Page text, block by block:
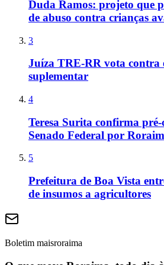
Duda Ramos: projeto que
de abuso contra crianças
3
Juíza TRE-RR vota contra
suplementar
4
Teresa Surita confirma
Senado Federal por
5
Prefeitura de Boa Vista
de insumos a agricultores
Boletim maisroraima